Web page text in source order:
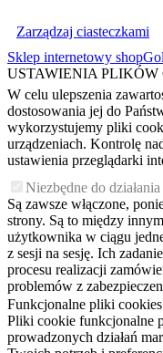
Zarządzaj ciasteczkami
Sklep internetowy
USTAWIENIA PLIKÓW
W celu ulepszenia
dostosowania jej do
wykorzystujemy pliki
urządzeniach. Kontrolę
ustawienia przeglądarki
Niezbędne do
Są zawsze włączone,
strony. Są to między
użytkownika w ciągu
z sesji na sesję. Ich
procesu realizacji
problemów z
Funkcjonalne pliki cookies
Pliki cookie funkcjonalne
prowadzonych działań